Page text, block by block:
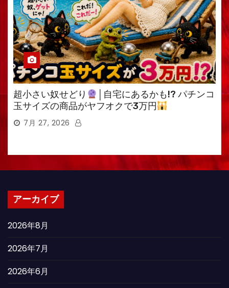
超小さい奴せどり
│自宅にあるかも!? パチンコ
玉サイズの商品がヤフオクで3万円
7月 27, 2026
アーカイブ
2026年8月
2026年7月
2026年6月